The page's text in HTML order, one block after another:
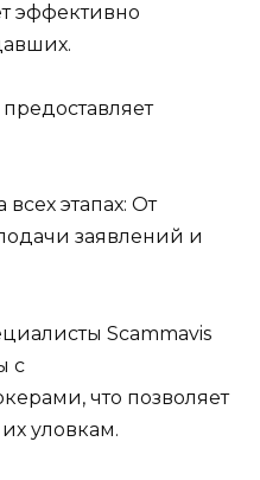
эффективно
этапах: От
заявлений и
Scammavis
с
что позволяет
уловкам.